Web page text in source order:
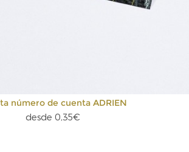
número de cuenta ADRIEN
desde 0,35€